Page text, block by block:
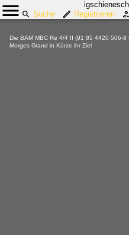
Suche
Registrieren
Die BAM MBC Re 4/4 II (91 85 4420 506-8
Morges Gland in Kürze ihr Ziel